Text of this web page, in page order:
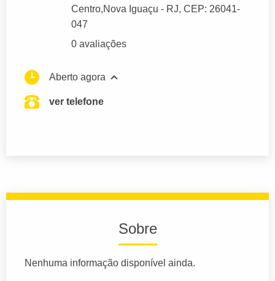
Centro,Nova Iguaçu - RJ, CEP: 26041-
047
0 avaliações
Aberto agora
ver telefone
Sobre
Nenhuma informação disponível ainda.